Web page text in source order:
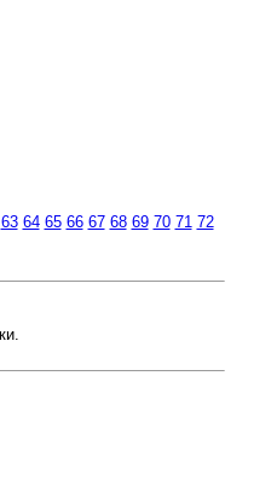
63 64 65 66 67 68 69 70 71 72